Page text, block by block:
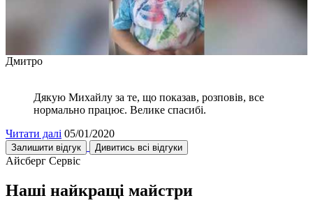
Дмитро
Дякую Михайлу за те, що показав, розповів, все
нормально працює. Велике спасибі.
Читати далі 05/01/2020
Залишити відгук Дивитись всі відгуки
Айсберг Сервіс
Наші найкращі майстри